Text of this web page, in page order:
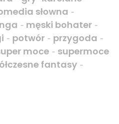
słowna -
- męski bohater -
- potwór - przygoda -
moce - supermoce
fantasy -